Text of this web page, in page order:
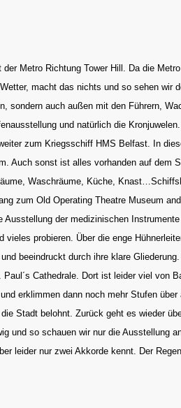
Metro Richtung Tower Hill. Da die
macht das nichts und so sehen wir
sondern auch außen mit den Führern,
und natürlich die
zum Kriegsschiff HMS Belfast. In
Auch sonst ist alles vorhanden auf dem
Waschräume, Küche,
zum Old Operating Theatre Museum
Ausstellung der medizinischen
vieles probieren. Über die enge
beeindruckt durch ihre klare
Cathedrale. Dort ist leider viel von
erklimmen dann noch mehr Stufen
Stadt belohnt. Zurück geht es wieder
und so schauen wir nur die Ausstellung
leider nur zwei Akkorde kennt. Der